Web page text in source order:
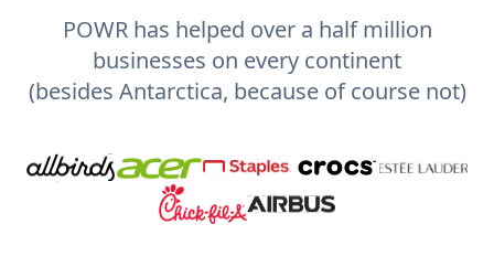
POWR has helped over a half million
businesses on every continent
(besides Antarctica, because of course not)